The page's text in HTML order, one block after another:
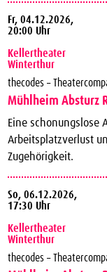
Fr,04.12.2026,
20:00 Uhr
Kellertheater
Winterthur
thecodes –
Mühlheim Absturz
Eine schonungslose
Arbeitsplatzverlust
Zugehörigkeit.
So,06.12.2026,
17:30 Uhr
Kellertheater
Winterthur
thecodes –